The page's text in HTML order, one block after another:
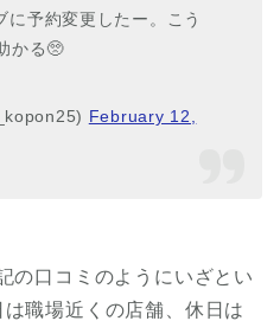
予約変更したー。こう
かる🥺
February 12,
の口コミのようにいざとい
職場近くの店舗、休日は